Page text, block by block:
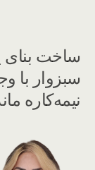
ساخت بنای
سبزوار با
نیمه‌کاره